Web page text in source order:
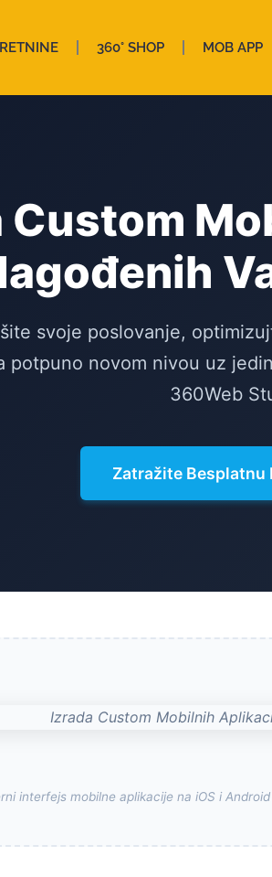
360° SHOP MOB APP
Custom
svoje poslovanje,
potpuno novom nivou uz
360Web
Zatražite Besplatnu
interfejs mobilne aplikacije na iOS i